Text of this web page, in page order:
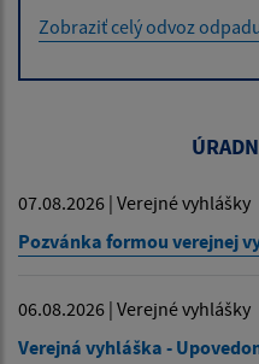
Zobraziť celý odvoz
07.08.2026 | Verejné vyhlášky
Pozvánka formou verejnej
06.08.2026 | Verejné vyhlášky
Verejná vyhláška -